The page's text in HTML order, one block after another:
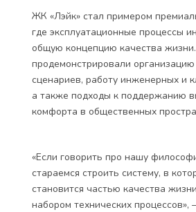
ЖК «Лэйк» стал примером
где эксплуатационные процессы
общую концепцию качества
продемонстрировали
сценариев, работу инженерных и
а также подходы к поддержанию
комфорта в общественных
«Если говорить про нашу
стараемся строить систему, в
становится частью качества
набором технических процессов»,